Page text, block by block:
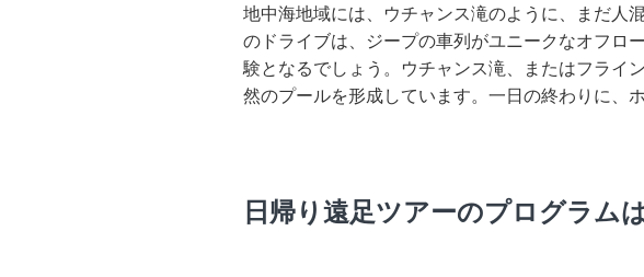
地中海地域には、ウチャンス滝のように、まだ人
のドライブは、ジープの車列がユニークなオフロ
験となるでしょう。ウチャンス滝、またはフライ
然のプールを形成しています。一日の終わりに、
日帰り遠足ツアーのプログラム